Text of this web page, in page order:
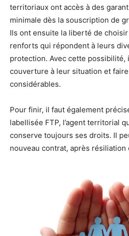
territoriaux ont accès à des
minimale dès la souscription de
Ils ont ensuite la liberté de
renforts qui répondent à leurs
protection. Avec cette possibilité,
couverture à leur situation et
considérables.
Pour finir, il faut également
labellisée FTP, l’agent territorial
conserve toujours ses droits. Il
nouveau contrat, après résiliation